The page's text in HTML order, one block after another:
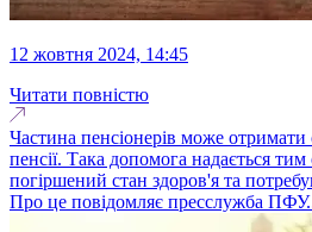
12 жовтня 2024, 14:45
Читати повністю
Частина пенсіонерів може отримати
пенсії. Така допомога надається
погіршений стан здоров'я та
Про це повідомляє пресслужба